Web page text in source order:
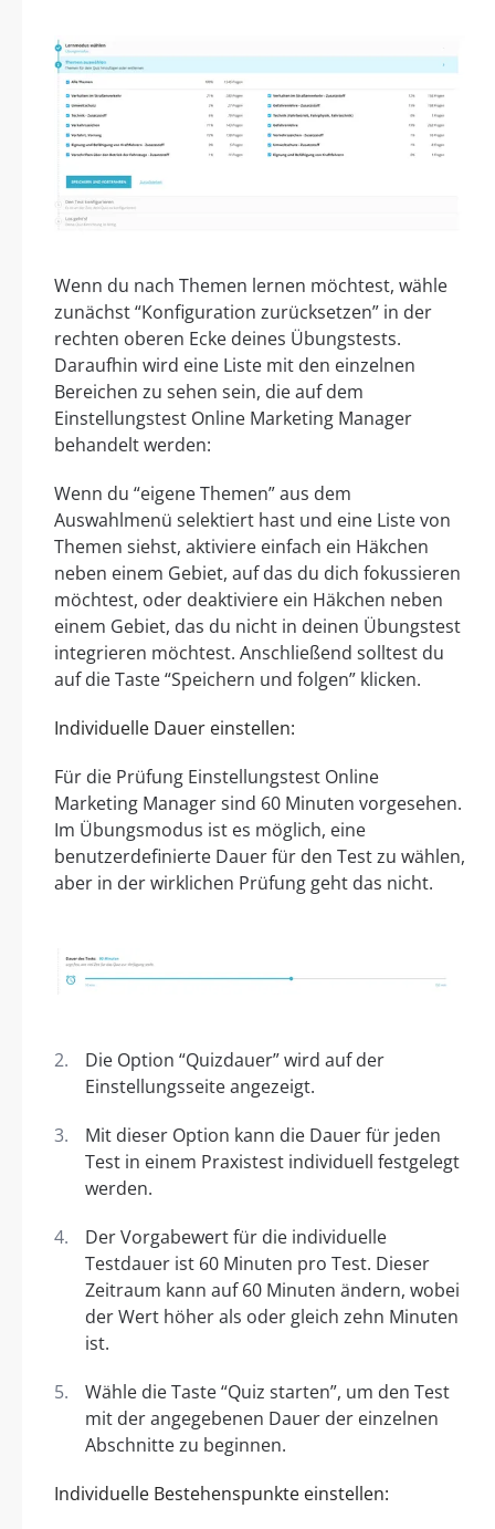
Wenn du nach Themen lernen möchtest, wähle
zunächst “Konfiguration zurücksetzen” in der
rechten oberen Ecke deines Übungstests.
Daraufhin wird eine Liste mit den einzelnen
Bereichen zu sehen sein, die auf dem
Einstellungstest Online Marketing Manager
behandelt werden:
Wenn du “eigene Themen” aus dem
Auswahlmenü selektiert hast und eine Liste von
Themen siehst, aktiviere einfach ein Häkchen
neben einem Gebiet, auf das du dich fokussieren
möchtest, oder deaktiviere ein Häkchen neben
einem Gebiet, das du nicht in deinen Übungstest
integrieren möchtest. Anschließend solltest du
auf die Taste “Speichern und folgen” klicken.
Individuelle Dauer einstellen:
Für die Prüfung Einstellungstest Online
Marketing Manager sind 60 Minuten vorgesehen.
Im Übungsmodus ist es möglich, eine
benutzerdefinierte Dauer für den Test zu wählen,
aber in der wirklichen Prüfung geht das nicht.
Die Option “Quizdauer” wird auf der
Einstellungsseite angezeigt.
Mit dieser Option kann die Dauer für jeden
Test in einem Praxistest individuell festgelegt
werden.
Der Vorgabewert für die individuelle
Testdauer ist 60 Minuten pro Test. Dieser
Zeitraum kann auf 60 Minuten ändern, wobei
der Wert höher als oder gleich zehn Minuten
ist.
Wähle die Taste “Quiz starten”, um den Test
mit der angegebenen Dauer der einzelnen
Abschnitte zu beginnen.
Individuelle Bestehenspunkte einstellen: